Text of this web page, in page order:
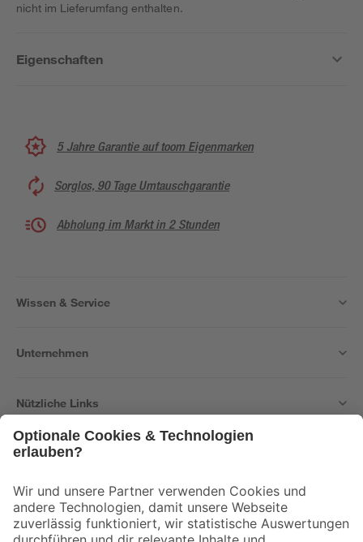
nicht im Lieferumfang enthalten.
Eigenschaften
5 Jahre Garantie auf toom Eigenmarken
Sorglos, 90 Tage Umtauschgarantie
Abholung im Markt in 2 Stunden
Wissen & Service
Unternehmen
Nützliche Links
Der toom Newsletter: Keine Angebote und Aktionen mehr verpassen!
Zur Newsletter Anmeldung